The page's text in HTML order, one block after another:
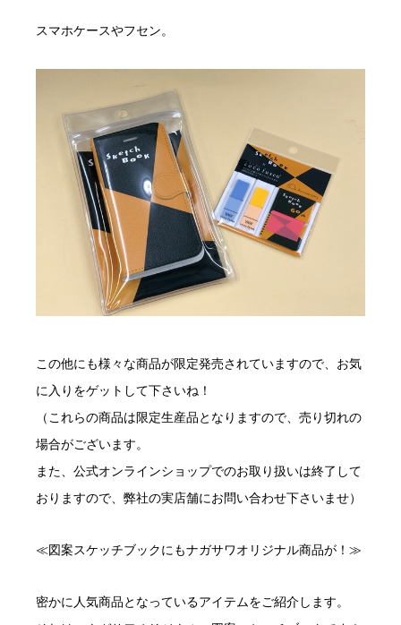
スマホケースやフセン。
この他にも様々な商品が限定発売されていますので、お気
に入りをゲットして下さいね！
（これらの商品は限定生産品となりますので、売り切れの
場合がございます。
また、公式オンラインショップでのお取り扱いは終了して
おりますので、弊社の実店舗にお問い合わせ下さいませ）
≪図案スケッチブックにもナガサワオリジナル商品が！≫
密かに人気商品となっているアイテムをご紹介します。